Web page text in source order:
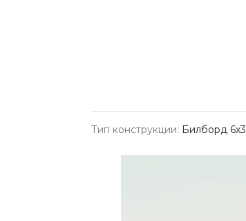
Тип конструкции: Билборд 6х3